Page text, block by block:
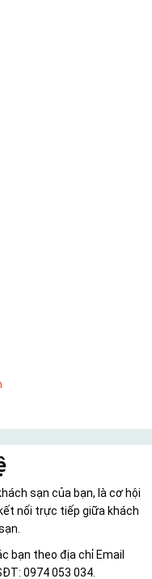
sạn của bạn, là cơ hội
nối trực tiếp giữa khách
bạn theo địa chỉ Email
0974 053 034.